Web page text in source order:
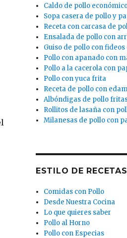
Caldo de pollo
Sopa casera de pollo y
Receta con carcasa de
Ensalada de pollo con
Guiso de pollo con
Pollo con apanado con
Pollo a la cacerola con
Pollo con yuca frita
Receta de pollo con
Albóndigas de pollo
Rollitos de lasaña con
Milanesas de pollo con
ESTILO DE RECETAS
Comidas con Pollo
Desde Nuestra Cocina
Lo que quieres saber
Pollo al Horno
Pollo con Especias